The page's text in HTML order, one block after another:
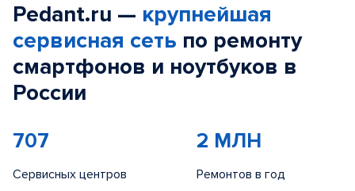
Pedant.ru — крупнейшая
сервисная сеть по ремонту
смартфонов и ноутбуков в
России
707
Сервисных центров
2 МЛН
Ремонтов в год